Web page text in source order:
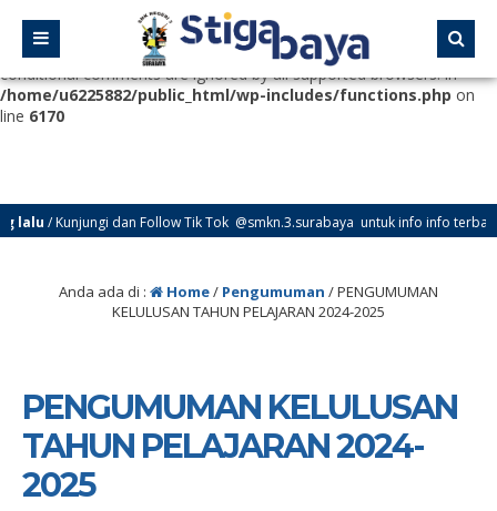
Deprecated
: Function WP_Dependencies->add_data() was called
with an argument that is
deprecated
since version 6.9.0! IE
conditional comments are ignored by all supported browsers. in
/home/u6225882/public_html/wp-includes/functions.php on
line 6170
/ Kunjungi dan Follow Tik Tok @smkn.3.surabaya untuk info info terbaru
Anda ada di : Home/ Pengumuman /PENGUMUMAN
KELULUSAN TAHUN PELAJARAN 2024-2025
PENGUMUMAN KELULUSAN
TAHUN PELAJARAN 2024-
2025